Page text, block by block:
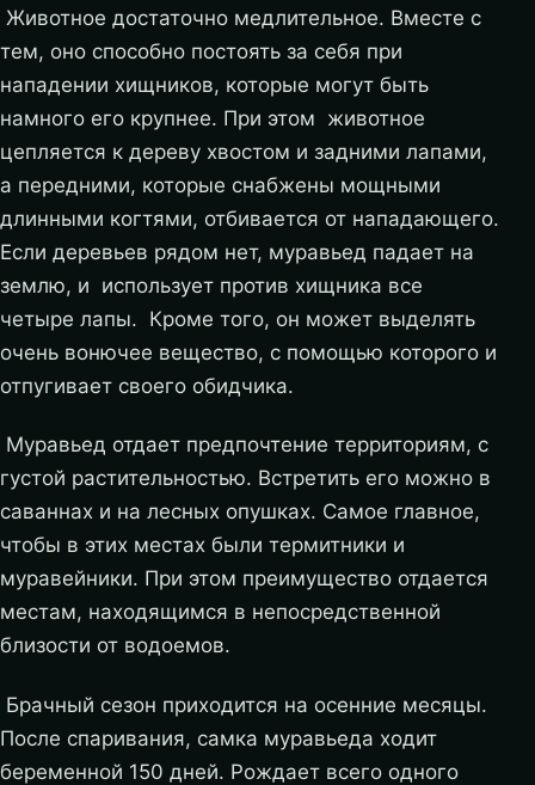
Животное достаточно медлительное. Вместе с
тем, оно способно постоять за себя при
нападении хищников, которые могут быть
намного его крупнее. При этом животное
цепляется к дереву хвостом и задними лапами,
а передними, которые снабжены мощными
длинными когтями, отбивается от нападающего.
Если деревьев рядом нет, муравьед падает на
землю, и использует против хищника все
четыре лапы. Кроме того, он может выделять
очень вонючее вещество, с помощью которого и
отпугивает своего обидчика.
Муравьед отдает предпочтение территориям, с
густой растительностью. Встретить его можно в
саваннах и на лесных опушках. Самое главное,
чтобы в этих местах были термитники и
муравейники. При этом преимущество отдается
местам, находящимся в непосредственной
близости от водоемов.
Брачный сезон приходится на осенние месяцы.
После спаривания, самка муравьеда ходит
беременной 150 дней. Рождает всего одного